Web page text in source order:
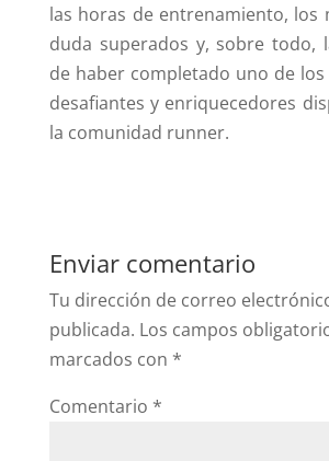
las horas de entrenamiento, los
duda superados y, sobre todo,
de haber completado uno de
desafiantes y enriquecedores
la comunidad runner.
Enviar comentario
Tu dirección de correo
publicada. Los campos
marcados con *
Comentario *